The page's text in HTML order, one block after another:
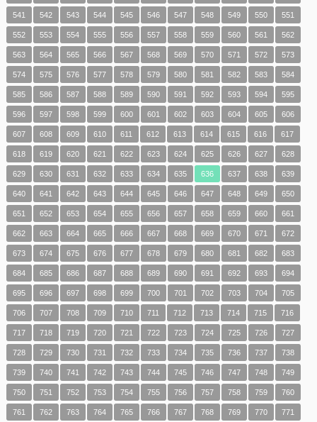
541 542 543 544 545 546 547 548 549 550 551
552 553 554 555 556 557 558 559 560 561 562
563 564 565 566 567 568 569 570 571 572 573
574 575 576 577 578 579 580 581 582 583 584
585 586 587 588 589 590 591 592 593 594 595
596 597 598 599 600 601 602 603 604 605 606
607 608 609 610 611 612 613 614 615 616 617
618 619 620 621 622 623 624 625 626 627 628
629 630 631 632 633 634 635 636 637 638 639
640 641 642 643 644 645 646 647 648 649 650
651 652 653 654 655 656 657 658 659 660 661
662 663 664 665 666 667 668 669 670 671 672
673 674 675 676 677 678 679 680 681 682 683
684 685 686 687 688 689 690 691 692 693 694
695 696 697 698 699 700 701 702 703 704 705
706 707 708 709 710 711 712 713 714 715 716
717 718 719 720 721 722 723 724 725 726 727
728 729 730 731 732 733 734 735 736 737 738
739 740 741 742 743 744 745 746 747 748 749
750 751 752 753 754 755 756 757 758 759 760
761 762 763 764 765 766 767 768 769 770 771